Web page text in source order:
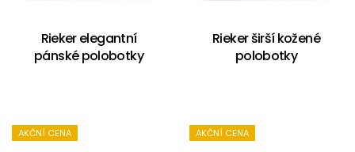
Rieker elegantní
pánské polobotky
Rieker širší kožené
polobotky
AKČNÍ CENA AKČNÍ CENA